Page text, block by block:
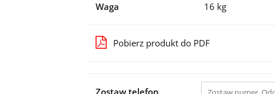
Waga 16 kg
Pobierz produkt do PDF
Zostaw telefon